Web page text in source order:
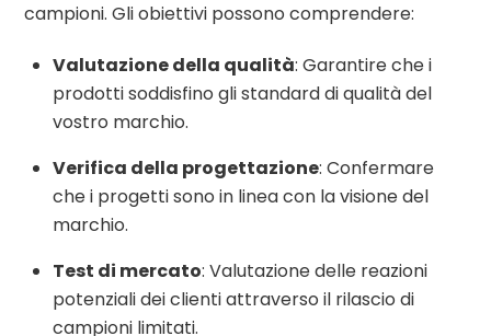
campioni. Gli obiettivi possono comprendere:
Valutazione della qualità: Garantire che i
prodotti soddisfino gli standard di qualità del
vostro marchio.
Verifica della progettazione: Confermare
che i progetti sono in linea con la visione del
marchio.
Test di mercato: Valutazione delle reazioni
potenziali dei clienti attraverso il rilascio di
campioni limitati.